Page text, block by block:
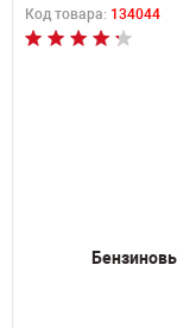
Код товара: 134044